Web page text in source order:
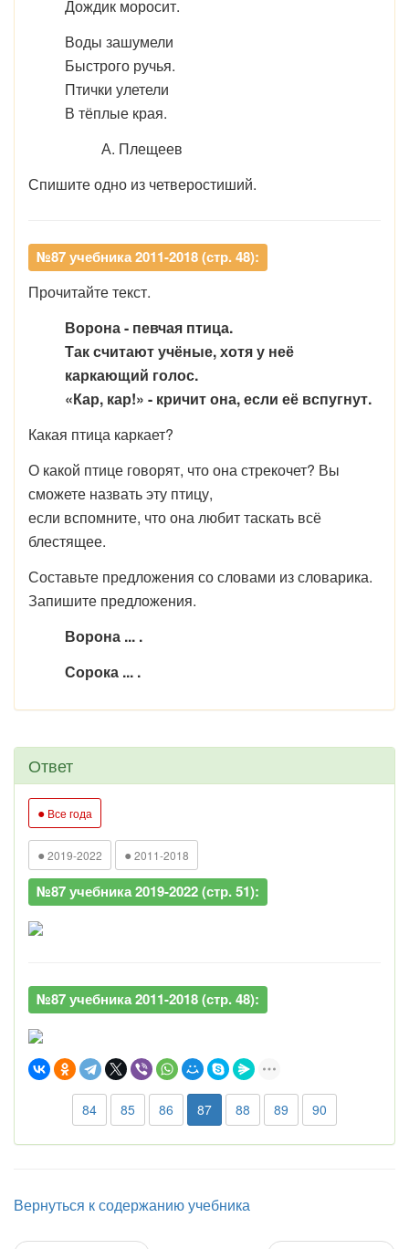
Дождик моросит.
Воды зашумели
Быстрого ручья.
Птички улетели
В тёплые края.
А. Плещеев
Спишите одно из четверостиший.
№87 учебника 2011-2018 (стр. 48):
Прочитайте текст.
Ворона - певчая птица.
Так считают учёные, хотя у неё
каркающий голос.
«Кар, кар!» - кричит она, если её вспугнут.
Какая птица каркает?
О какой птице говорят, что она стрекочет? Вы
сможете назвать эту птицу,
если вспомните, что она любит таскать всё
блестящее.
Составьте предложения со словами из словарика.
Запишите предложения.
Ворона ... .
Сорока ... .
Ответ
● Все года
● 2019-2022 ● 2011-2018
№87 учебника 2019-2022 (стр. 51):
№87 учебника 2011-2018 (стр. 48):
84 85 86 87 88 89 90
Вернуться к содержанию учебника